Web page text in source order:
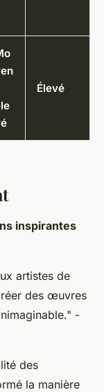
Élevé
inspirantes
artistes de
des œuvres
-
des
la manière